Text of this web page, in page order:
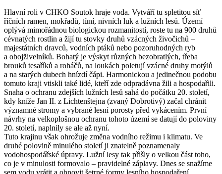
Hlavní roli v CHKO Soutok hraje voda. Vytváří tu spletitou síť
říčních ramen, mokřadů, tůní, nivních luk a lužních lesů. Území
oplývá mimořádnou biologickou rozmanitostí, roste tu na 900 druhů
cévnatých rostlin a žijí tu stovky druhů vzácných živočichů –
majestátních dravců, vodních ptáků nebo pozoruhodných ryb
a obojživelníků. Bohatý je výskyt různých bezobratlých, třeba
brouků tesaříků a roháčů, na loukách poletují vzácné druhy motýlů
a na starých dubech hnízdí čápi. Harmonickou a jedinečnou podobu
tomuto kraji vtiskli také lidé, kteří zde odpradávna žili a hospodařili.
Snaha o ochranu zdejších lužních lesů sahá do počátku 20. století,
kdy kníže Jan II. z Lichtenštejna (zvaný Dobrotivý) začal chránit
významné stromy a vybrané lesní porosty před vykácením. První
návrhy na velkoplošnou ochranu tohoto území se datují do poloviny
20. století, naplnily se ale až nyní.
Tuto krajinu však ohrožuje změna vodního režimu i klimatu. Ve
druhé polovině minulého století ji znatelně poznamenaly
vodohospodářské úpravy. Lužní lesy tak přišly o velkou část toho,
co je v minulosti formovalo – pravidelné záplavy. Dnes se snažíme
sem vodu vrátit a obnovit šetrné formy lesního hospodaření.